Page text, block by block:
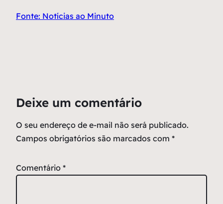
Fonte: Notícias ao Minuto
Deixe um comentário
O seu endereço de e-mail não será publicado.
Campos obrigatórios são marcados com *
Comentário *